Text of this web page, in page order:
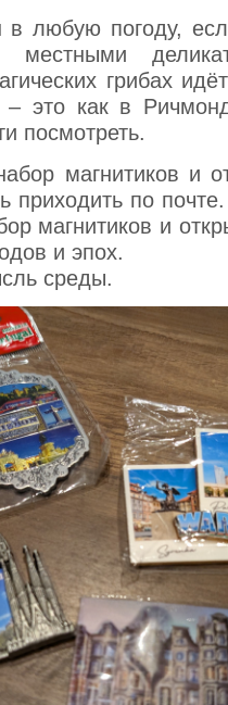
любую погоду,
местными
грибах
это как в
посмотреть.
магнитиков и
приходить по
магнитиков и
и эпох.
среды.